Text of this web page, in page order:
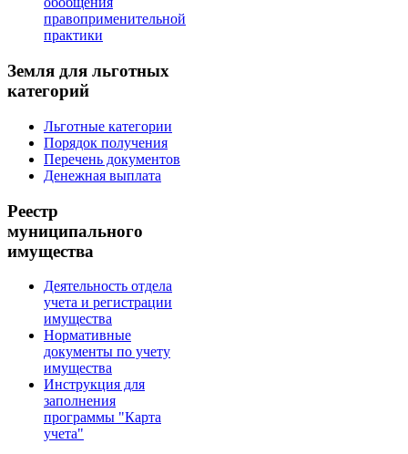
правоприменительной
практики
Земля для льготных
категорий
Льготные категории
Порядок получения
Перечень документов
Денежная выплата
Реестр
муниципального
имущества
Деятельность отдела
учета и регистрации
имущества
Нормативные
документы по учету
имущества
Инструкция для
заполнения
программы "Карта
учета"